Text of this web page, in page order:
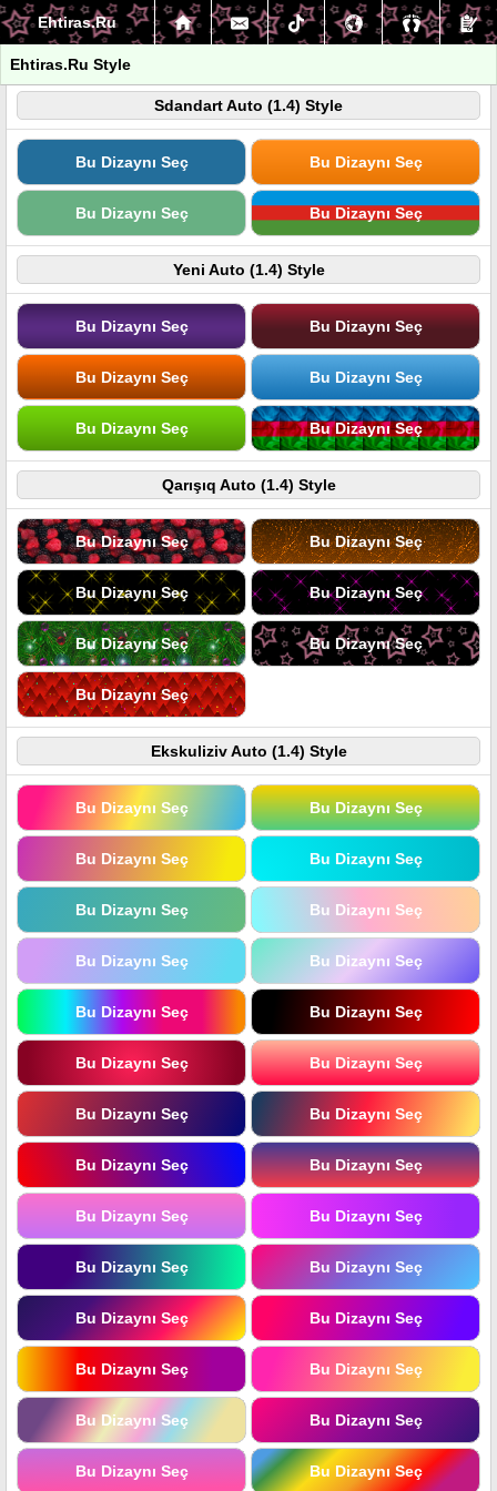
Ehtiras.Ru
Ehtiras.Ru Style
Sdandart Auto (1.4) Style
Bu Dizaynı Seç Bu Dizaynı Seç
Bu Dizaynı Seç Bu Dizaynı Seç
Yeni Auto (1.4) Style
Bu Dizaynı Seç Bu Dizaynı Seç
Bu Dizaynı Seç Bu Dizaynı Seç
Bu Dizaynı Seç Bu Dizaynı Seç
Qarışıq Auto (1.4) Style
Bu Dizaynı Seç Bu Dizaynı Seç
Bu Dizaynı Seç Bu Dizaynı Seç
Bu Dizaynı Seç Bu Dizaynı Seç
Bu Dizaynı Seç
Ekskuliziv Auto (1.4) Style
Bu Dizaynı Seç Bu Dizaynı Seç
Bu Dizaynı Seç Bu Dizaynı Seç
Bu Dizaynı Seç Bu Dizaynı Seç
Bu Dizaynı Seç Bu Dizaynı Seç
Bu Dizaynı Seç Bu Dizaynı Seç
Bu Dizaynı Seç Bu Dizaynı Seç
Bu Dizaynı Seç Bu Dizaynı Seç
Bu Dizaynı Seç Bu Dizaynı Seç
Bu Dizaynı Seç Bu Dizaynı Seç
Bu Dizaynı Seç Bu Dizaynı Seç
Bu Dizaynı Seç Bu Dizaynı Seç
Bu Dizaynı Seç Bu Dizaynı Seç
Bu Dizaynı Seç Bu Dizaynı Seç
Bu Dizaynı Seç Bu Dizaynı Seç